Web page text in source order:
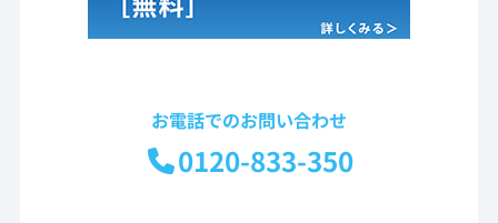
お電話でのお問い合わせ
0120-833-350